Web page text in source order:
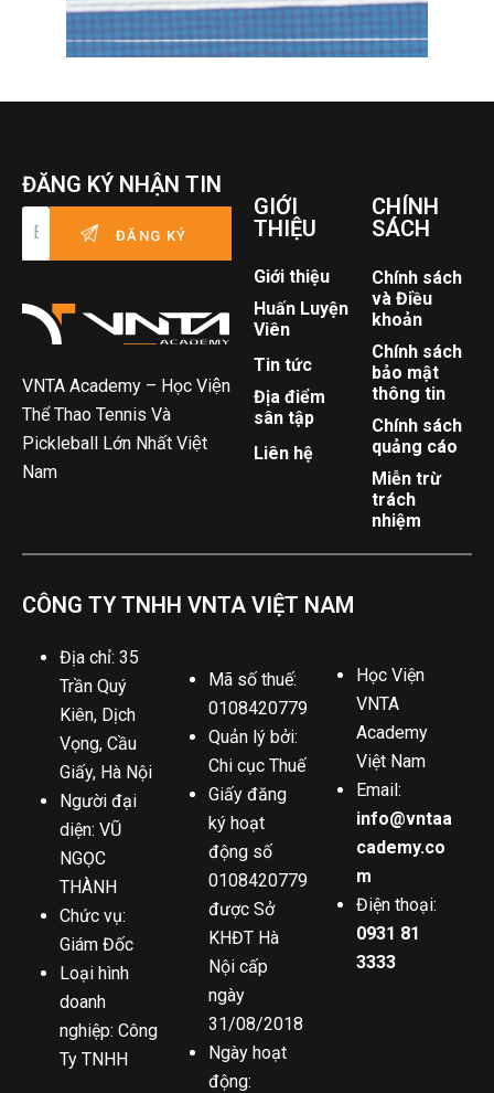
ĐĂNG KÝ NHẬN TIN
VNTA Academy – Học Viện
Thể Thao Tennis Và
Pickleball Lớn Nhất Việt
Nam
GIỚI
THIỆU
Giới thiệu
Huấn Luyện
Viên
Tin tức
Địa điểm
sân tập
Liên hệ
CHÍNH
SÁCH
Chính sách
và Điều
khoản
Chính sách
bảo mật
thông tin
Chính sách
quảng cáo
Miễn trừ
trách
nhiệm
CÔNG TY TNHH VNTA VIỆT NAM
Địa chỉ: 35
Trần Quý
Kiên, Dịch
Vọng, Cầu
Giấy, Hà Nội
Người đại
diện: VŨ
NGỌC
THÀNH
Chức vụ:
Giám Đốc
Loại hình
doanh
nghiệp: Công
Ty TNHH
Mã số thuế:
0108420779
Quản lý bởi:
Chi cục Thuế
Giấy đăng
ký hoạt
động số
0108420779
được Sở
KHĐT Hà
Nội cấp
ngày
31/08/2018
Ngày hoạt
động:
Học Viện
VNTA
Academy
Việt Nam
Email:
info@vntaa
cademy.co
m
Điện thoại:
0931 81
3333